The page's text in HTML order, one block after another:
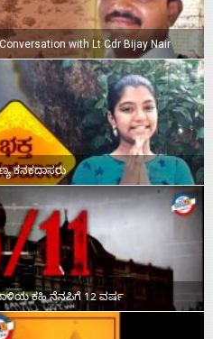
with Lt Cdr Bijay Nair
ಕನಕದಾಸರು
ಕಹಿ ನೆನಪಿಗೆ 12 ವರ್ಷ